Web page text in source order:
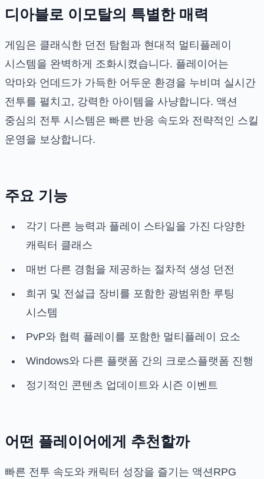
디아블로 이모탈의 특별한 매력
게임은 클래식한 던전 탐험과 현대적 멀티플레이
시스템을 완벽하게 조화시켰습니다. 플레이어는
악마와 언데드가 가득한 어두운 환경을 누비며 실시간
전투를 펼치고, 강력한 아이템을 사냥합니다. 액션
중심의 전투 시스템은 빠른 반응 속도와 전략적인 스킬
운영을 보상합니다.
주요 기능
각기 다른 능력과 플레이 스타일을 가진 다양한
캐릭터 클래스
매번 다른 경험을 제공하는 절차적 생성 던전
희귀 및 전설급 장비를 포함한 광범위한 루팅
시스템
PvP와 협력 플레이를 포함한 멀티플레이 요소
Windows와 다른 플랫폼 간의 크로스플랫폼 진행
정기적인 콘텐츠 업데이트와 시즌 이벤트
어떤 플레이어에게 추천할까
빠른 전투 속도와 캐릭터 성장을 즐기는 액션RPG